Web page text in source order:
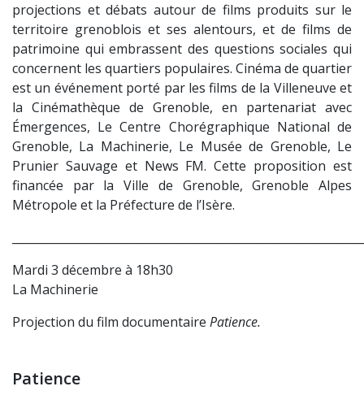
projections et débats autour de films produits sur le
territoire grenoblois et ses alentours, et de films de
patrimoine qui embrassent des questions sociales qui
concernent les quartiers populaires. Cinéma de quartier
est un événement porté par les films de la Villeneuve et
la Cinémathèque de Grenoble, en partenariat avec
Émergences, Le Centre Chorégraphique National de
Grenoble, La Machinerie, Le Musée de Grenoble, Le
Prunier Sauvage et News FM. Cette proposition est
financée par la Ville de Grenoble, Grenoble Alpes
Métropole et la Préfecture de l’Isère.
Mardi 3 décembre à 18h30
La Machinerie
Projection du film documentaire Patience.
Patience